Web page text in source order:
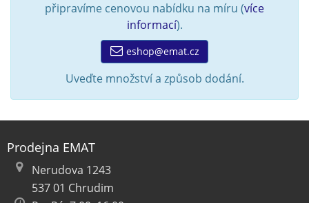
připravíme cenovou nabídku na míru (více
informací).
eshop@emat.cz
Uveďte množství a způsob dodání.
Prodejna EMAT
Nerudova 1243
537 01 Chrudim